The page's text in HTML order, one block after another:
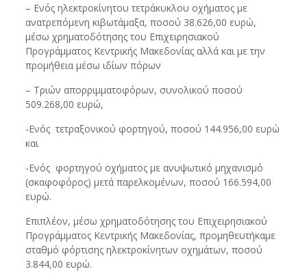
– Ενός ηλεκτροκίνητου τετράκυκλου οχήματος με
ανατρεπόμενη κιβωτάμαξα, ποσού 38.626,00 ευρώ,
μέσω χρηματοδότησης του Επιχειρησιακού
Προγράμματος Κεντρικής Μακεδονίας αλλά και με την
προμήθεια μέσω ιδίων πόρων
– Τριών απορριμματοφόρων, συνολικού ποσού
509.268,00 ευρώ,
-Ενός τετραξονικού φορτηγού, ποσού 144.956,00 ευρώ
και
-Ενός φορτηγού οχήματος με ανυψωτικό μηχανισμό
(σκαφοφόρος) μετά παρελκομένων, ποσού 166.594,00
ευρώ.
Επιπλέον, μέσω χρηματοδότησης του Επιχειρησιακού
Προγράμματος Κεντρικής Μακεδονίας, προμηθευτήκαμε
σταθμό φόρτισης ηλεκτροκίνητων οχημάτων, ποσού
3.844,00 ευρώ.